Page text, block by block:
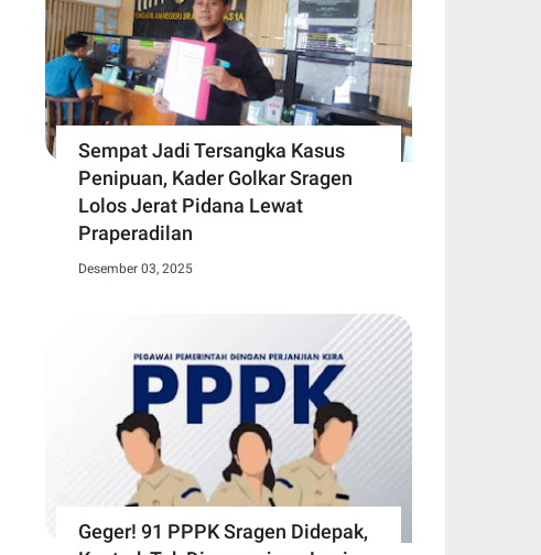
Sempat Jadi Tersangka Kasus
Penipuan, Kader Golkar Sragen
Lolos Jerat Pidana Lewat
Praperadilan
Desember 03, 2025
Geger! 91 PPPK Sragen Didepak,